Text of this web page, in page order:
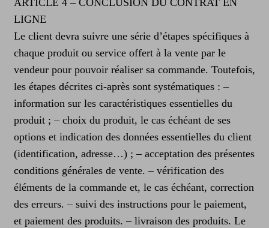
ARTICLE 4 – CONCLUSION DU CONTRAT EN
LIGNE
Le client devra suivre une série d’étapes spécifiques à
chaque produit ou service offert à la vente par le
vendeur pour pouvoir réaliser sa commande. Toutefois,
les étapes décrites ci-après sont systématiques : –
information sur les caractéristiques essentielles du
produit ; – choix du produit, le cas échéant de ses
options et indication des données essentielles du client
(identification, adresse…) ; – acceptation des présentes
conditions générales de vente. – vérification des
éléments de la commande et, le cas échéant, correction
des erreurs. – suivi des instructions pour le paiement,
et paiement des produits. – livraison des produits. Le